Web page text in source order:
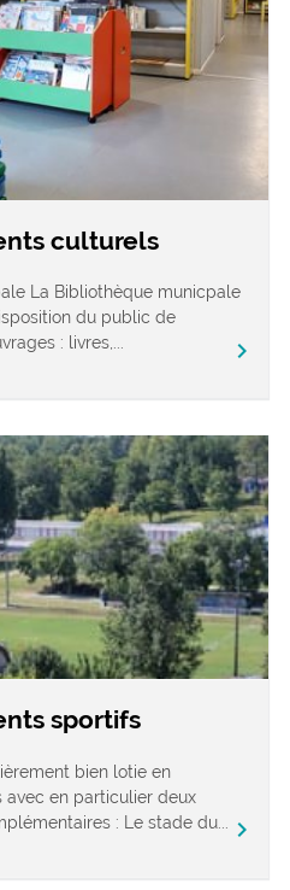
culturels
La Bibliothèque municpale
du public de
: livres,...
chevron_right
sportifs
bien lotie en
en particulier deux
: Le stade du...
chevron_right